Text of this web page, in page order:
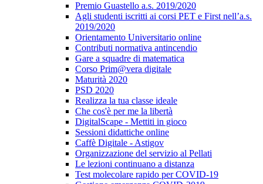
Premio Guastello a.s. 2019/2020
Agli studenti iscritti ai corsi PET e First nell’a.s.
2019/2020
Orientamento Universitario online
Contributi normativa antincendio
Gare a squadre di matematica
Corso Prim@vera digitale
Maturità 2020
PSD 2020
Realizza la tua classe ideale
Che cos'è per me la libertà
DigitalScape - Mettiti in gioco
Sessioni didattiche online
Caffè Digitale - Astigov
Organizzazione del servizio al Pellati
Le lezioni continuano a distanza
Test molecolare rapido per COVID-19